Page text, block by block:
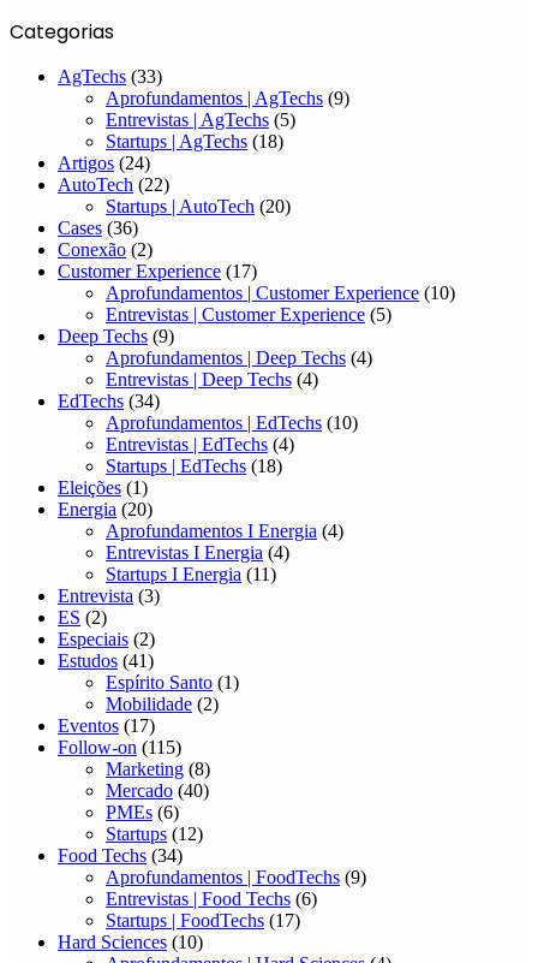
Categorias
AgTechs (33)
Aprofundamentos | AgTechs (9)
Entrevistas | AgTechs (5)
Startups | AgTechs (18)
Artigos (24)
AutoTech (22)
Startups | AutoTech (20)
Cases (36)
Conexão (2)
Customer Experience (17)
Aprofundamentos | Customer Experience (10)
Entrevistas | Customer Experience (5)
Deep Techs (9)
Aprofundamentos | Deep Techs (4)
Entrevistas | Deep Techs (4)
EdTechs (34)
Aprofundamentos | EdTechs (10)
Entrevistas | EdTechs (4)
Startups | EdTechs (18)
Eleições (1)
Energia (20)
Aprofundamentos I Energia (4)
Entrevistas I Energia (4)
Startups I Energia (11)
Entrevista (3)
ES (2)
Especiais (2)
Estudos (41)
Espírito Santo (1)
Mobilidade (2)
Eventos (17)
Follow-on (115)
Marketing (8)
Mercado (40)
PMEs (6)
Startups (12)
Food Techs (34)
Aprofundamentos | FoodTechs (9)
Entrevistas | Food Techs (6)
Startups | FoodTechs (17)
Hard Sciences (10)